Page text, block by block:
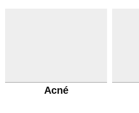
Acné